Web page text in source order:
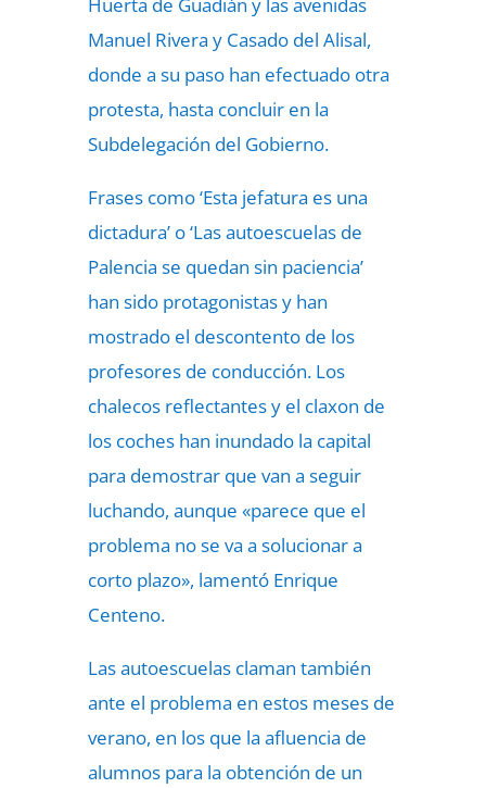
Manuel Rivera y Casado del Alisal,
donde a su paso han efectuado otra
protesta, hasta concluir en la
Subdelegación del Gobierno.
Frases como ‘Esta jefatura es una
dictadura’ o ‘Las autoescuelas de
Palencia se quedan sin paciencia’
han sido protagonistas y han
mostrado el descontento de los
profesores de conducción. Los
chalecos reflectantes y el claxon de
los coches han inundado la capital
para demostrar que van a seguir
luchando, aunque «parece que el
problema no se va a solucionar a
corto plazo», lamentó Enrique
Centeno.
Las autoescuelas claman también
ante el problema en estos meses de
verano, en los que la afluencia de
alumnos para la obtención de un